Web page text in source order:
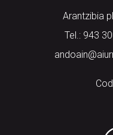
Arantzibia
Tel.: 943